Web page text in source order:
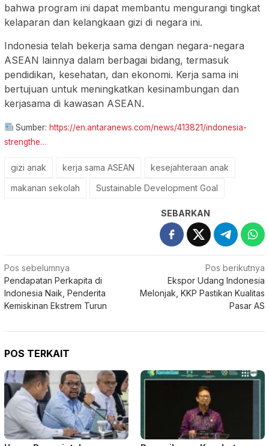
bahwa program ini dapat membantu mengurangi tingkat
kelaparan dan kelangkaan gizi di negara ini.
Indonesia telah bekerja sama dengan negara-negara
ASEAN lainnya dalam berbagai bidang, termasuk
pendidikan, kesehatan, dan ekonomi. Kerja sama ini
bertujuan untuk meningkatkan kesinambungan dan
kerjasama di kawasan ASEAN.
Sumber:https://en.antaranews.com/news/413821/indonesia-
strengthe…
gizi anak kerja sama ASEAN
kesejahteraan anak
makanan sekolah
Sustainable Development Goal
SEBARKAN
Navigasi
pos
Pos sebelumnya
Pendapatan Perkapita di
Indonesia Naik, Penderita
Kemiskinan Ekstrem Turun
Pos berikutnya
Ekspor Udang Indonesia
Melonjak, KKP Pastikan Kualitas
Pasar AS
POS TERKAIT